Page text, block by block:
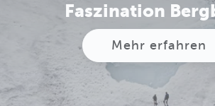
Faszination
Mehr erfahren